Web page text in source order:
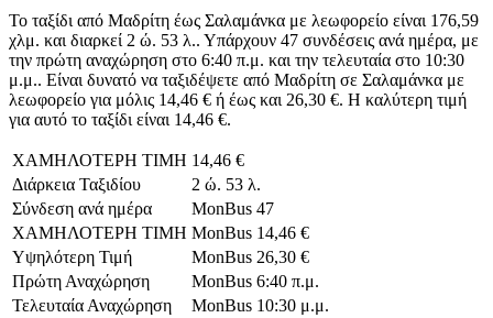
Το ταξίδι από Μαδρίτη έως Σαλαμάνκα με λεωφορείο είναι 176,59
χλμ. και διαρκεί 2 ώ. 53 λ.. Υπάρχουν 47 συνδέσεις ανά ημέρα, με
την πρώτη αναχώρηση στο 6:40 π.μ. και την τελευταία στο 10:30
μ.μ.. Είναι δυνατό να ταξιδέψετε από Μαδρίτη σε Σαλαμάνκα με
λεωφορείο για μόλις 14,46 € ή έως και 26,30 €. Η καλύτερη τιμή
για αυτό το ταξίδι είναι 14,46 €.
ΧΑΜΗΛΟΤΕΡΗ ΤΙΜΗ 14,46 €
Διάρκεια Ταξιδίου
2 ώ. 53 λ.
Σύνδεση ανά ημέρα
MonBus 47
ΧΑΜΗΛΟΤΕΡΗ ΤΙΜΗ MonBus 14,46 €
Υψηλότερη Τιμή
MonBus 26,30 €
Πρώτη Αναχώρηση
MonBus 6:40 π.μ.
Τελευταία Αναχώρηση
MonBus 10:30 μ.μ.